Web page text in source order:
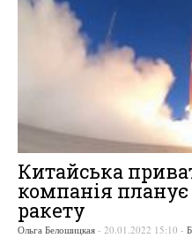
Китайська
компанія
ракету
Ольга Белошицкая - 20.01.2022 15:10 -